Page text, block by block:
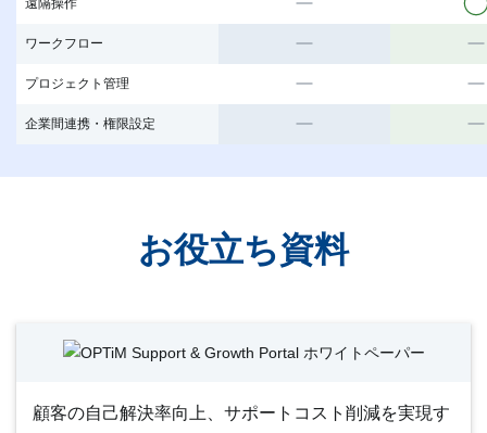
遠隔操作
ワークフロー
プロジェクト管理
企業間連携・権限設定
お役立ち資料
顧客の自己解決率向上、サポートコスト削減を実現す